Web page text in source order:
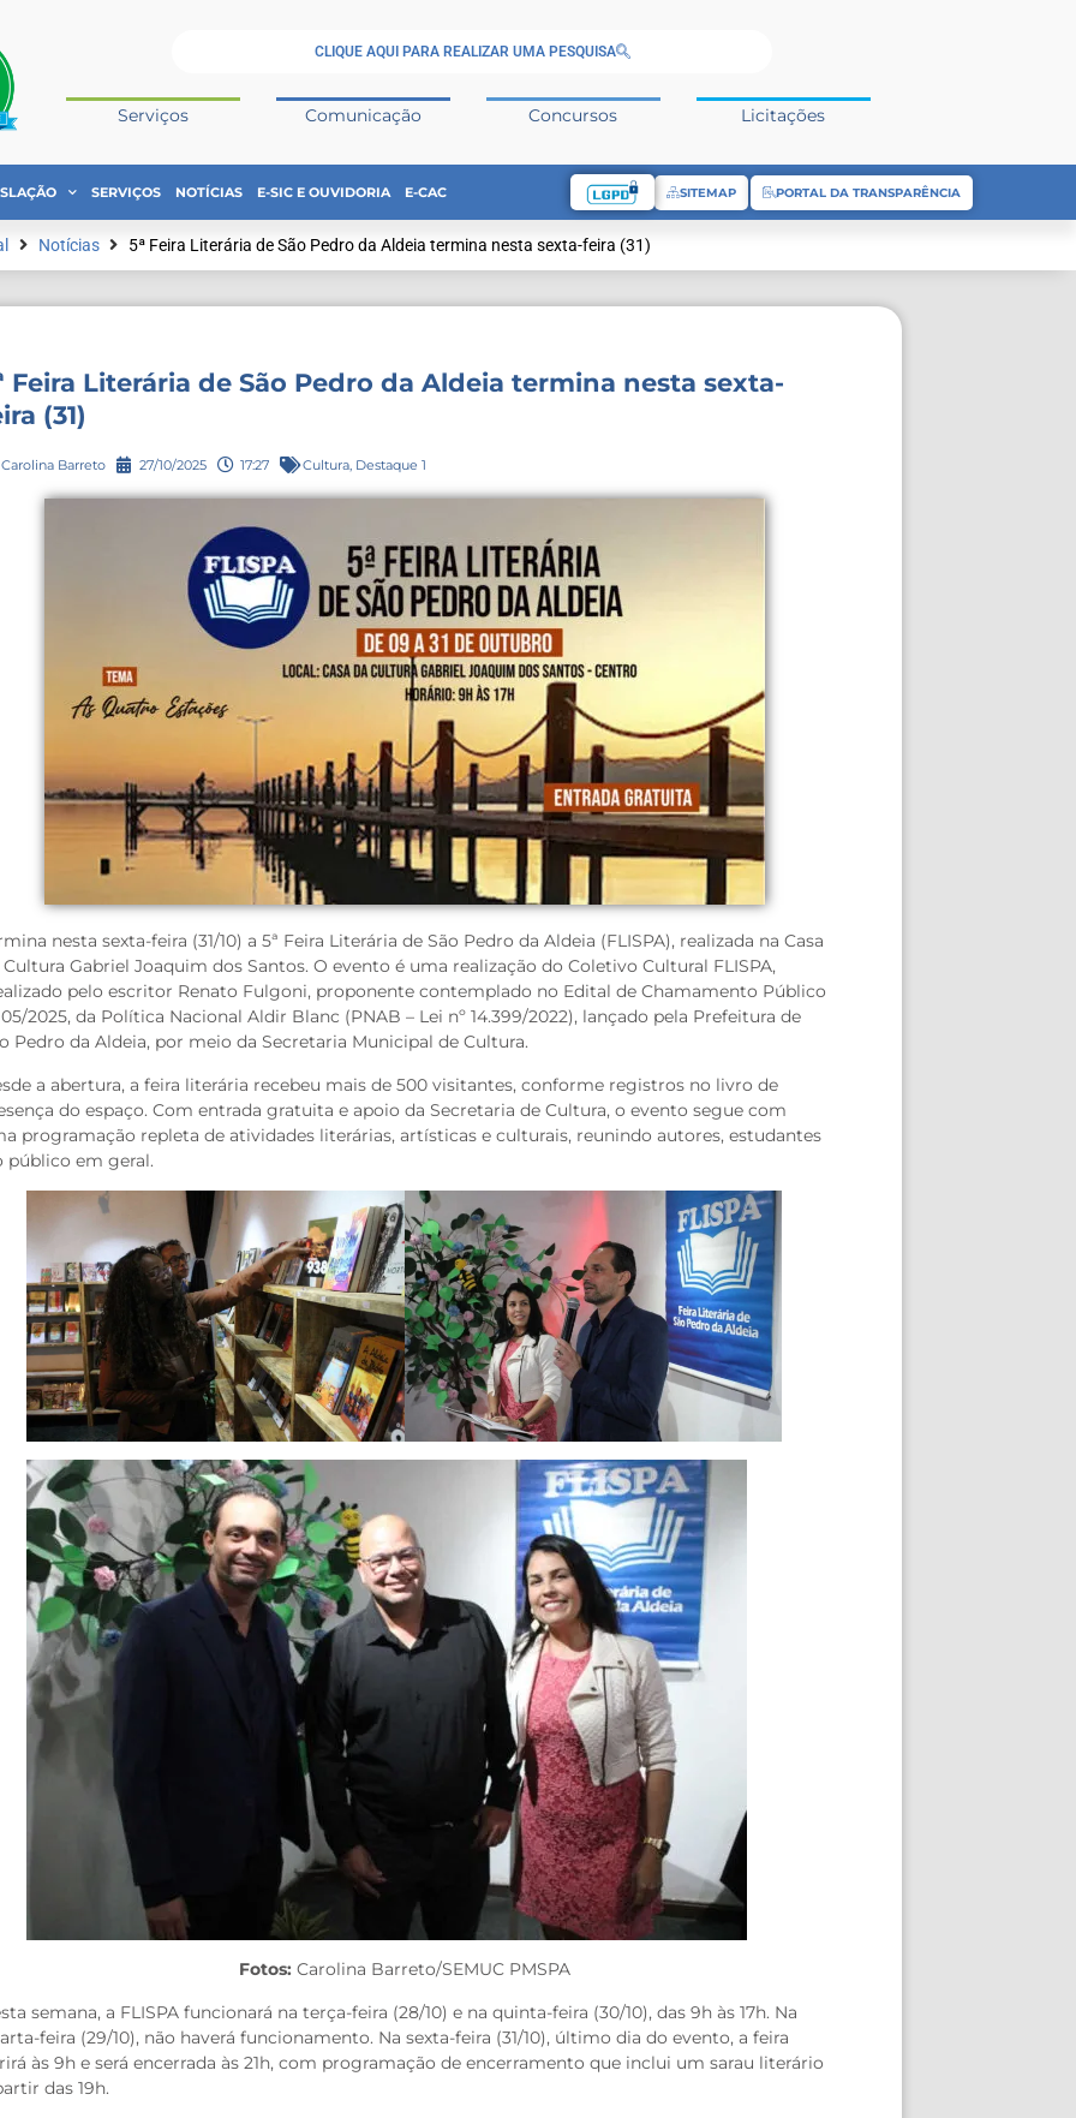
CLIQUE AQUI PARA REALIZAR UMA PESQUISA
Serviços Comunicação Concursos Licitações
SERVIÇOS NOTÍCIAS E-SIC E OUVIDORIA E-CAC SITEMAP PORTAL DA TRANSPARÊNCIA
Notícias 5ª Feira Literária de São Pedro da Aldeia termina nesta sexta-feira (31)
Feira Literária de São Pedro da Aldeia termina nesta sexta-
(31)
Carolina Barreto 27/10/2025 17:27 Cultura, Destaque 1
nesta sexta-feira (31/10) a 5ª Feira Literária de São Pedro da Aldeia (FLISPA), realizada na Casa
Cultura Gabriel Joaquim dos Santos. O evento é uma realização do Coletivo Cultural FLISPA,
pelo escritor Renato Fulgoni, proponente contemplado no Edital de Chamamento Público
05/2025, da Política Nacional Aldir Blanc (PNAB – Lei nº 14.399/2022), lançado pela Prefeitura de
Pedro da Aldeia, por meio da Secretaria Municipal de Cultura.
a abertura, a feira literária recebeu mais de 500 visitantes, conforme registros no livro de
do espaço. Com entrada gratuita e apoio da Secretaria de Cultura, o evento segue com
programação repleta de atividades literárias, artísticas e culturais, reunindo autores, estudantes
público em geral.
Fotos: Carolina Barreto/SEMUC PMSPA
semana, a FLISPA funcionará na terça-feira (28/10) e na quinta-feira (30/10), das 9h às 17h. Na
feira (29/10), não haverá funcionamento. Na sexta-feira (31/10), último dia do evento, a feira
às 9h e será encerrada às 21h, com programação de encerramento que inclui um sarau literário
das 19h.